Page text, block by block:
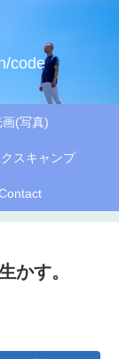
code
画(写真)
スキャンプ
かす。